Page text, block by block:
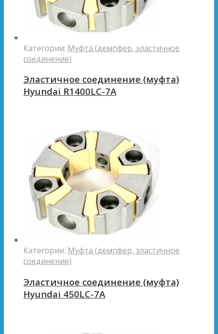
Категории: Муфта (демпфер, эластичное
соединение)
Эластичное соединение (муфта)
Hyundai R1400LC-7A
Категории: Муфта (демпфер, эластичное
соединение)
Эластичное соединение (муфта)
Hyundai 450LC-7A